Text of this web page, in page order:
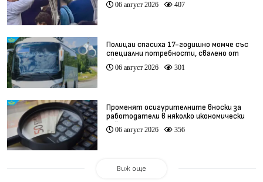
06 август 2026 407
Полицаи спасиха 17-годишно момче със
специални потребности, свалено от
автобус
06 август 2026 301
Променят осигурителните вноски за
работодатели в няколко икономически
дейности
06 август 2026 356
Виж още